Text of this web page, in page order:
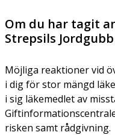
Om du har tagit
Strepsils Jordgubb
Möjliga reaktioner vid
i dig för stor mängd
i sig läkemedlet av
risken samt rådgivning.